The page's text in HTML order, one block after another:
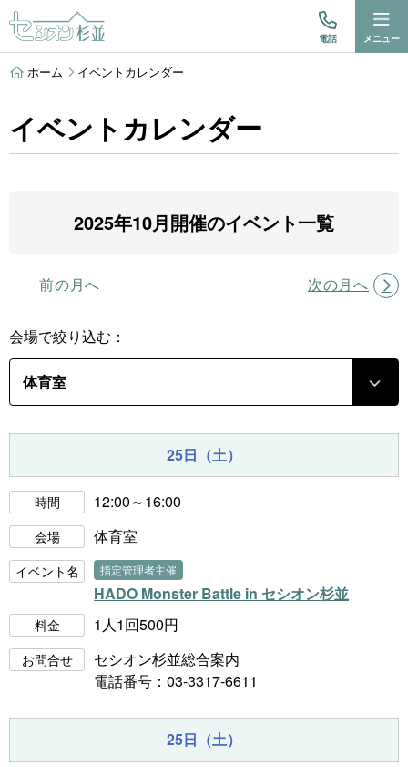
電話 メニュー
ホーム イベントカレンダー
イベントカレンダー
前の月へ
2025年10月開催のイベント一覧
次の月へ
会場で絞り込む：
25日（土）
時間 12:00～16:00
会場 体育室
イベント名 指定管理者主催
HADO Monster Battle in セシオン杉並
料金 1人1回500円
お問合せ
セシオン杉並総合案内
電話番号：03-3317-6611
25日（土）